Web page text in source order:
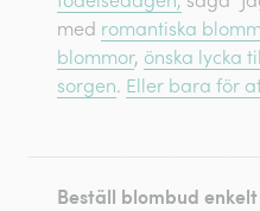
med romantiska
blommor, önska lycka
sorgen. Eller bara för
Beställ blombud